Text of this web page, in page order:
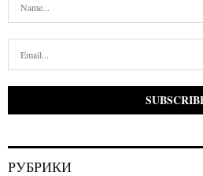
РУБРИКИ